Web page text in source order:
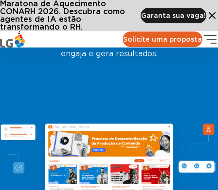
Solicite uma proposta
Maratona de Aquecimento
CONARH 2026. Descubra como
agentes de IA estão
transformando o RH.
Garanta sua vaga!
Desenvolver & Capacitar
Onde conhecimento vira performance e o aprendizado
engaja e gera resultados.